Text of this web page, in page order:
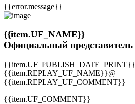
{{error.message}}
{{item.UF_NAME}}
Официальный представитель
{{item.UF_PUBLISH_DATE_PRINT}}
{{item.REPLAY_UF_NAME}}@
{{item.REPLAY_UF_COMMENT}}
{{item.UF_COMMENT}}